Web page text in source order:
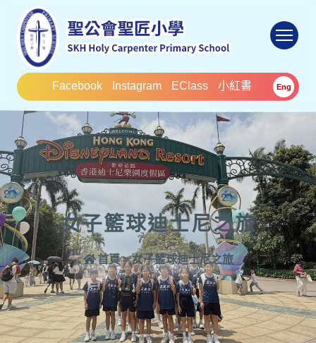
Facebook Instagram EClass 小紅書 Eng
女子籃球迪士尼之旅
首頁 > 女子籃球迪士尼之旅